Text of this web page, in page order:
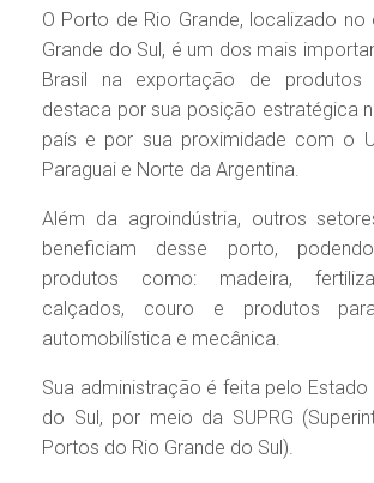
O Porto de Rio Grande, localizado
Grande do Sul, é um dos mais
Brasil na exportação de produtos
destaca por sua posição estratégica
país e por sua proximidade com o
Paraguai e Norte da Argentina.
Além da agroindústria, outros
beneficiam desse porto,
produtos como: madeira,
calçados, couro e produtos
automobilística e mecânica.
Sua administração é feita pelo Estado
do Sul, por meio da SUPRG
Portos do Rio Grande do Sul).